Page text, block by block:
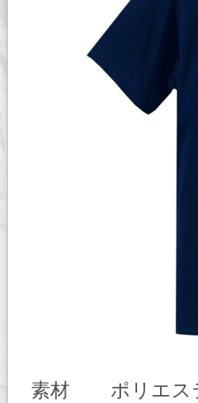
素材 ポリエス